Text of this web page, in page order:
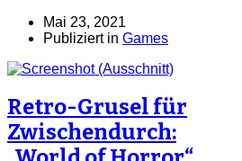
Mai 23, 2021
Publiziert in Games
Retro-Grusel für
Zwischendurch: